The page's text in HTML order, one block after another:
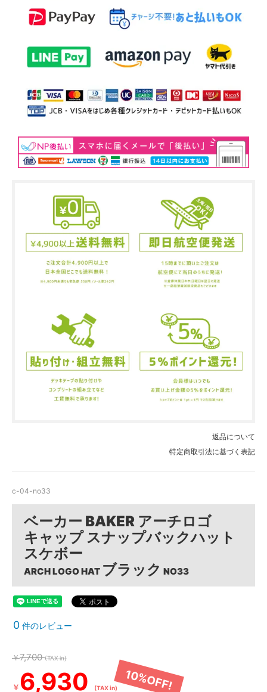
返品について
特定商取引法に基づく表記
c-04-no33
ベーカー BAKER アーチロゴ
キャップ スナップバックハット
スケボー
ARCH LOGO HAT ブラック NO33
0 件のレビュー
￥7,700(TAX in)
￥ 6,930 (TAX in) 10%OFF!